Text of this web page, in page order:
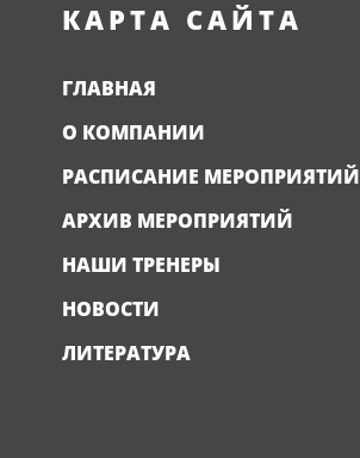
КАРТА САЙТА
ГЛАВНАЯ
О КОМПАНИИ
РАСПИСАНИЕ МЕРОПРИЯТИЙ
АРХИВ МЕРОПРИЯТИЙ
НАШИ ТРЕНЕРЫ
НОВОСТИ
ЛИТЕРАТУРА